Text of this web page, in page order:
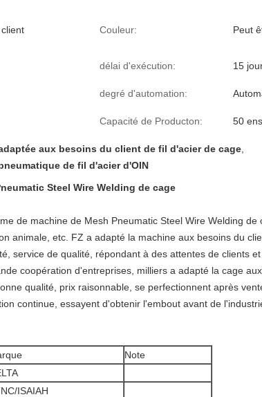
Couleur: Peut
délai d'exécution: 15
degré d'automation:
Capacité de Producton: 50
aux besoins du client de fil d'acier de cage
de fil d'acier d'OIN
Steel Wire Welding de cage
de machine de Mesh Pneumatic Steel Wire Welding
animale, etc. FZ a adapté la machine aux besoins du
service de qualité, répondant à des attentes de clients
coopération d'entreprises, milliers a adapté la cage
qualité, prix raisonnable, se perfectionnent après
continue, essayent d'obtenir l'embout avant de
Note
ISAIAH